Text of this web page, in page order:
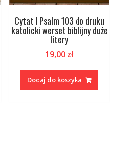
Cytat I Psalm 103 do druku
katolicki werset biblijny duże
litery
19,00 zł
Dodaj do koszyka